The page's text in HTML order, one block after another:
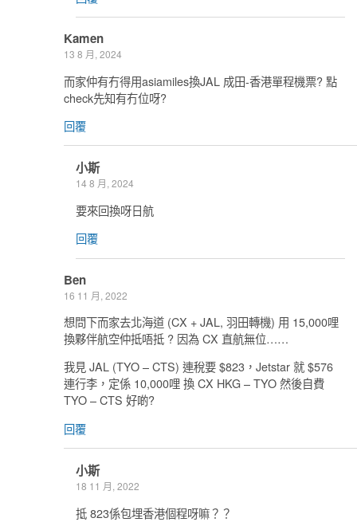
Kamen
13 8 月, 2024
而家仲有冇得用asiamiles換JAL 成田-香港單程機票? 點
check先知有冇位呀?
回覆
小斯
14 8 月, 2024
要來回換呀日航
回覆
Ben
16 11 月, 2022
想問下而家去北海道 (CX + JAL, 羽田轉機) 用 15,000哩
換夥伴航空仲抵唔抵 ? 因為 CX 直航無位……
我見 JAL (TYO – CTS) 連稅要 $823，Jetstar 就 $576
連行李，定係 10,000哩 換 CX HKG – TYO 然後自費
TYO – CTS 好啲?
回覆
小斯
18 11 月, 2022
抵 823係包埋香港個程呀嘛？？